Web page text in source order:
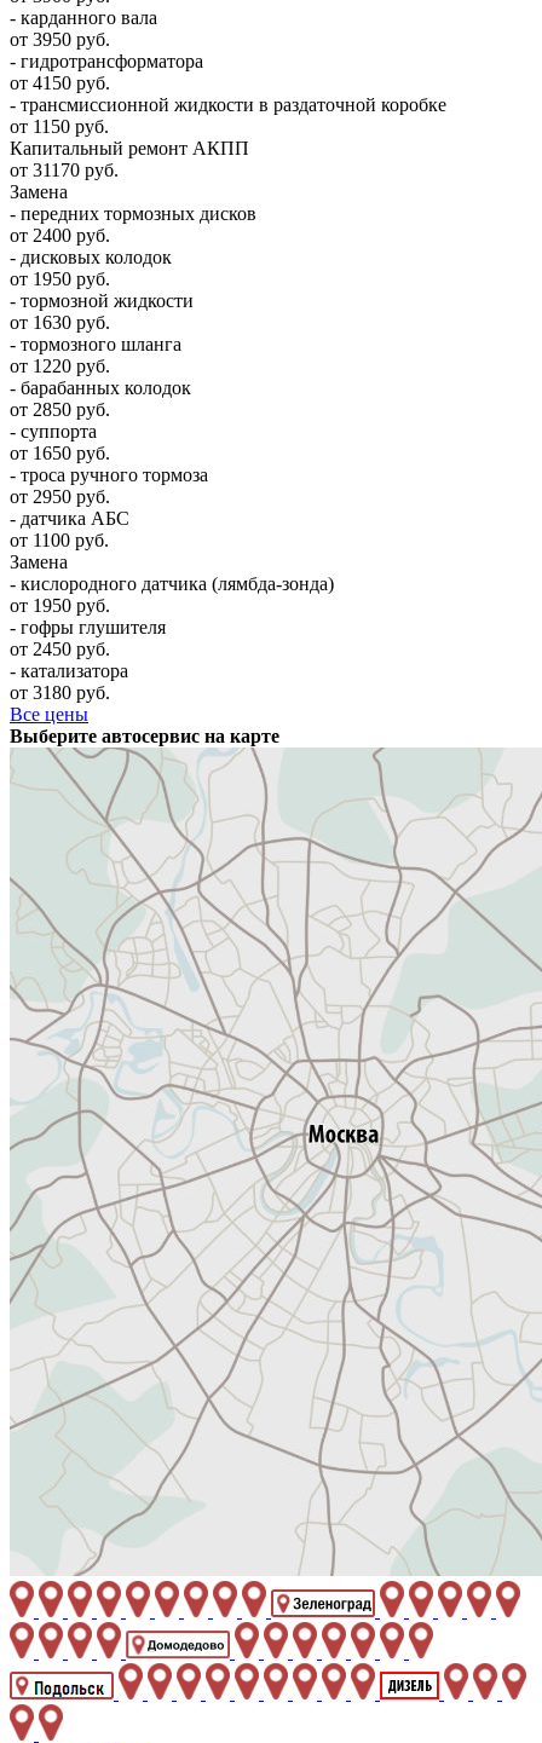
- карданного вала
от 3950 руб.
- гидротрансформатора
от 4150 руб.
- трансмиссионной жидкости в раздаточной коробке
от 1150 руб.
Капитальный ремонт АКПП
от 31170 руб.
Замена
- передних тормозных дисков
от 2400 руб.
- дисковых колодок
от 1950 руб.
- тормозной жидкости
от 1630 руб.
- тормозного шланга
от 1220 руб.
- барабанных колодок
от 2850 руб.
- суппорта
от 1650 руб.
- троса ручного тормоза
от 2950 руб.
- датчика АБС
от 1100 руб.
Замена
- кислородного датчика (лямбда-зонда)
от 1950 руб.
- гофры глушителя
от 2450 руб.
- катализатора
от 3180 руб.
Все цены
Выберите автосервис на карте